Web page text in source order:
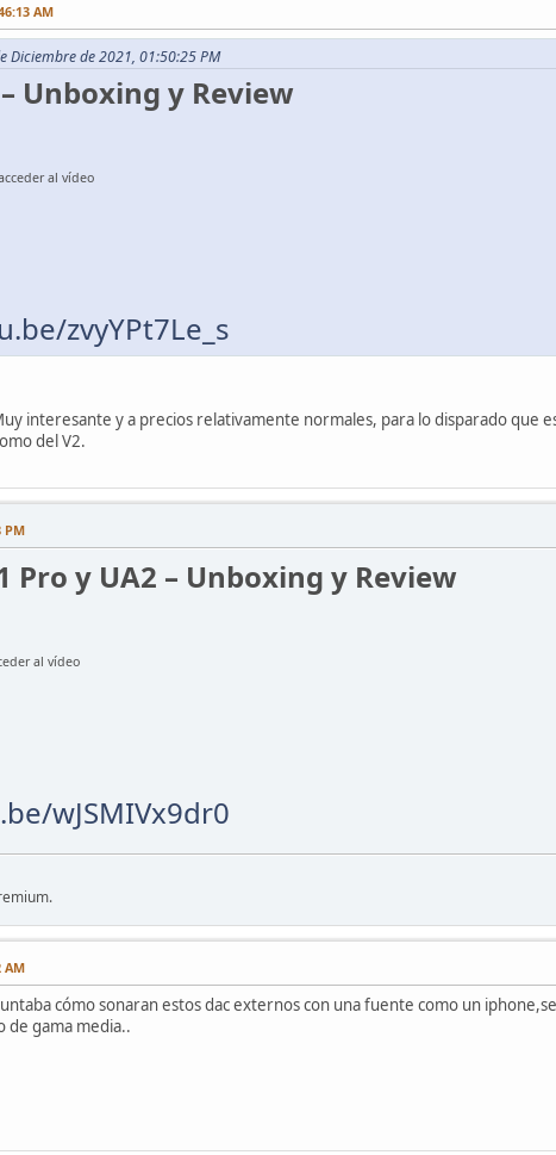
AM
Diciembre de 2021, 01:50:25 PM
Unboxing y Review
al vídeo
zvyYPt7Le_s
interesante y a precios relativamente normales, para lo disparado que
del V2.
PM
Pro y UA2 – Unboxing y Review
al vídeo
wJSMIVx9dr0
AM
cómo sonaran estos dac externos con una fuente como un
de gama media..